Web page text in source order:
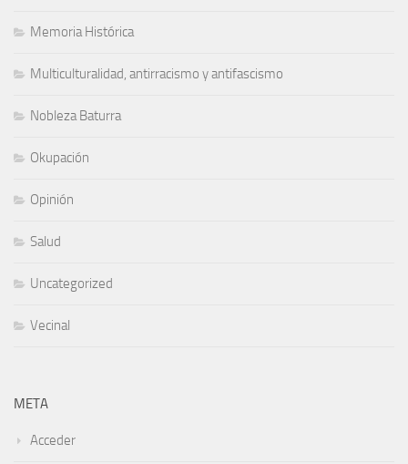
Memoria Histórica
Multiculturalidad, antirracismo y antifascismo
Nobleza Baturra
Okupación
Opinión
Salud
Uncategorized
Vecinal
META
Acceder